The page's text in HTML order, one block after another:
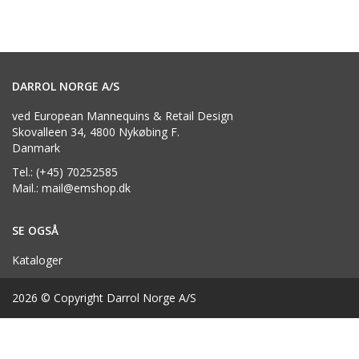
DARROL NORGE A/S
ved European Mannequins & Retail Design
Skovalleen 34, 4800 Nykøbing F.
Danmark
Tel.: (+45) 70252585
Mail.: mail@emshop.dk
SE OGSÅ
Kataloger
2026 © Copyright Darrol Norge A/S